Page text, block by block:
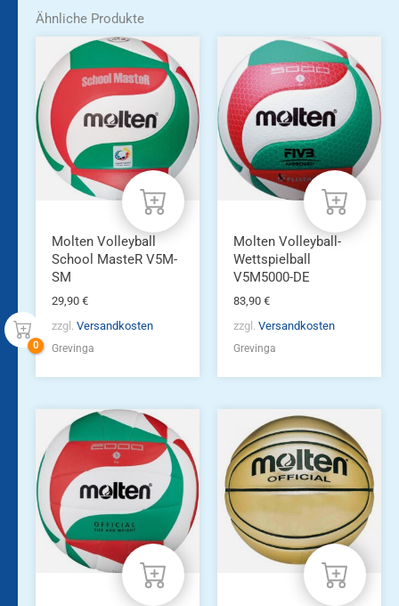
Ähnliche Produkte
Molten Volleyball
School MasteR V5M-
SM
29,90 €
zzgl. Versandkosten
Grevinga
Molten Volleyball-
Wettspielball
V5M5000-DE
83,90 €
zzgl. Versandkosten
Grevinga